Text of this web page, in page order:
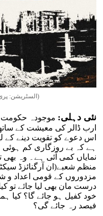
(السٹریشن: پری پلب چکرورتی/ دی وائر)
نئی دہلی: موجودہ حکومت
ارب ڈالر کی معیشت کے ساتھ
اس دعوے کو تقویت دینے کے
ہے کہ بے روزگاری کم
نمایاں کمی آئی ہے۔ وہ بھی
منظم شعبے(ان آرگنائزڈ
مزدوروں کے قومی اعداد و
درست مان بھی لیا جائے تو
خود کفیل ہو جائے گا؟ کیا
فیصد رہ جائے گی؟